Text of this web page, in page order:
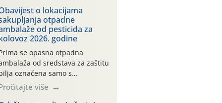
o lokacijama
otpadne
od pesticida za
2026. godine
se opasna otpadna
od sredstava za zaštitu
označena samo s
i oznakom
CROCPA EKO MODEL:
više